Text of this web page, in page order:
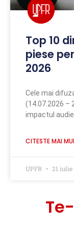
Top 10
piese
2026
Cele mai
(14.07.2026 –
impactul
CITESTE MAI
UPFR 21 iulie